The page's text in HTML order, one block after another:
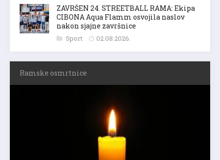
ZAVRŠEN 24. STREETBALL RAMA: Ekipa
CIBONA Aqua Flamm osvojila naslov
nakon sjajne završnice
Sport 02.08.2026.
Ramske osmrtnice